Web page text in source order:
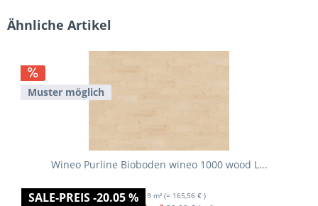
Ähnliche Artikel
Muster möglich
SALE-PREIS -20.05 %
Wineo Purline Bioboden wineo 1000 wood L...
Inhalt5.19 m² (= 165,56 € )